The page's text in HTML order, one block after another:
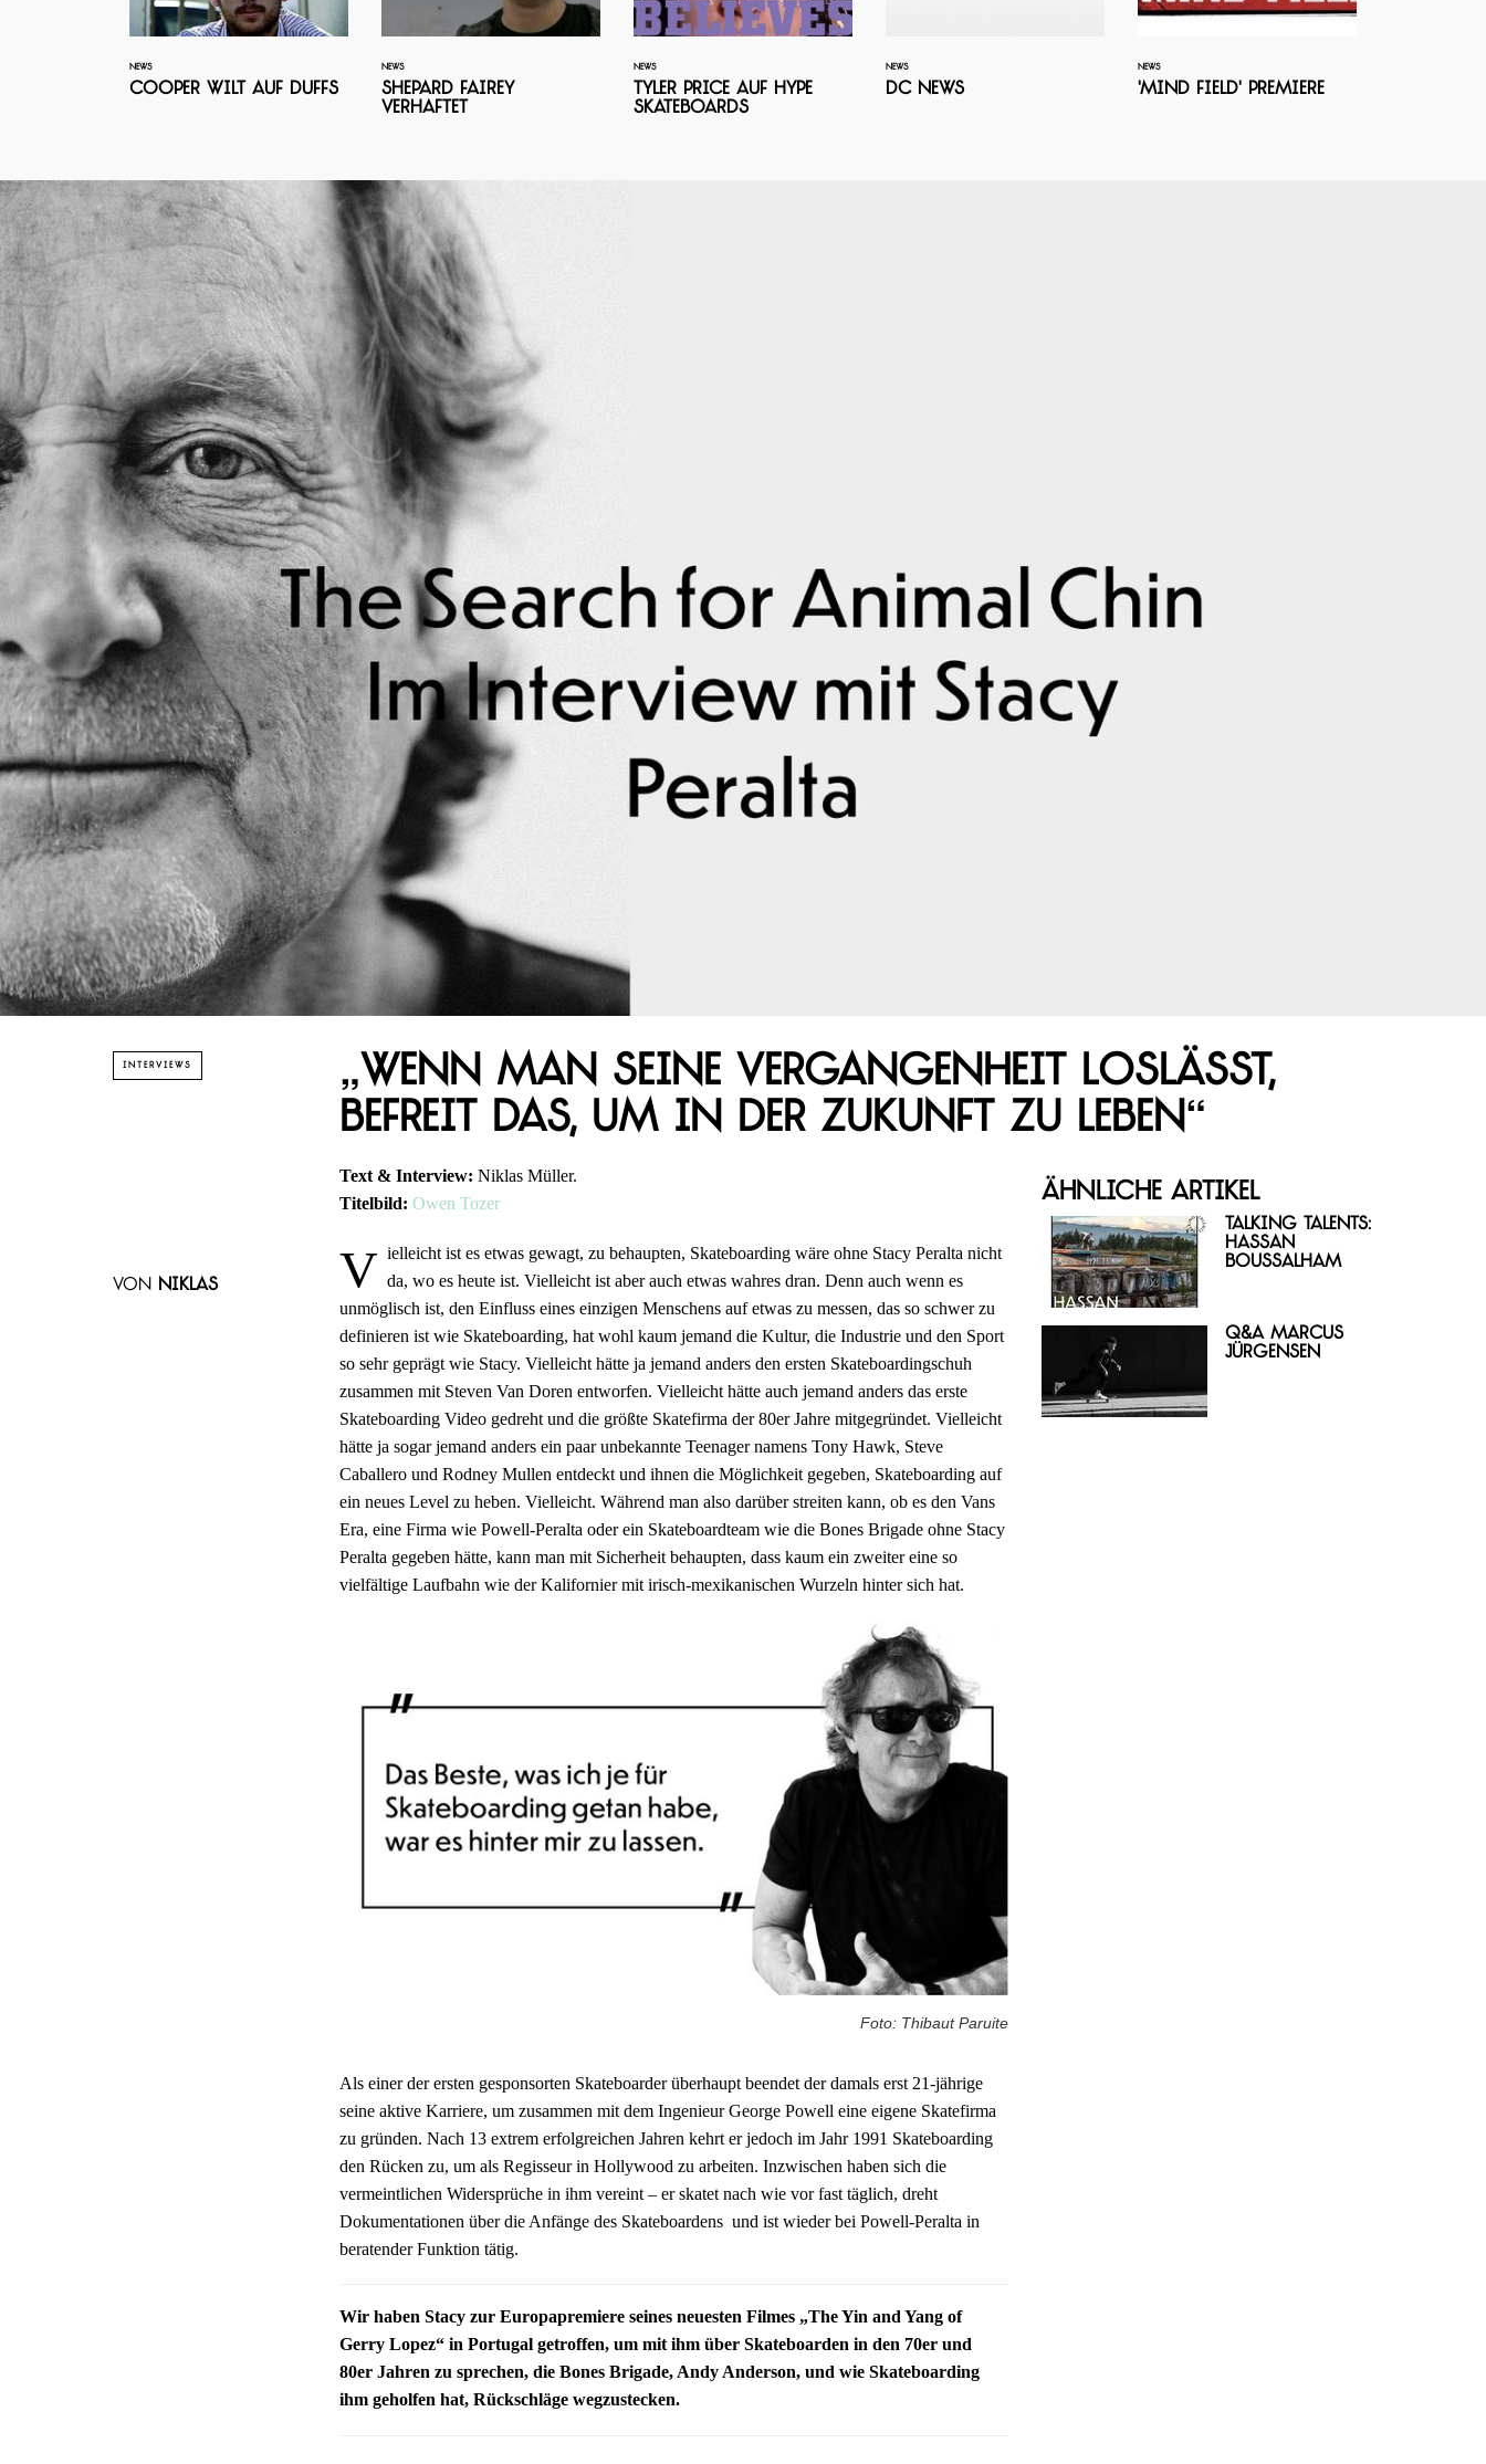
NEWS
Cooper Wilt auf Duffs
NEWS
Shepard Fairey
verhaftet
NEWS
Tyler Price auf Hype
Skateboards
NEWS
DC News
NEWS
'Mind Field' Premiere
INTERVIEWS
„Wenn man seine Vergangenheit loslässt,
befreit das, um in der Zukunft zu leben“
von Niklas
Text & Interview: Niklas Müller.
Titelbild: Owen Tozer
V ielleicht ist es etwas gewagt, zu behaupten, Skateboarding wäre ohne Stacy Peralta nicht
da, wo es heute ist. Vielleicht ist aber auch etwas wahres dran. Denn auch wenn es
unmöglisch ist, den Einfluss eines einzigen Menschens auf etwas zu messen, das so schwer zu
definieren ist wie Skateboarding, hat wohl kaum jemand die Kultur, die Industrie und den Sport
so sehr geprägt wie Stacy. Vielleicht hätte ja jemand anders den ersten Skateboardingschuh
zusammen mit Steven Van Doren entworfen. Vielleicht hätte auch jemand anders das erste
Skateboarding Video gedreht und die größte Skatefirma der 80er Jahre mitgegründet. Vielleicht
hätte ja sogar jemand anders ein paar unbekannte Teenager namens Tony Hawk, Steve
Caballero und Rodney Mullen entdeckt und ihnen die Möglichkeit gegeben, Skateboarding auf
ein neues Level zu heben. Vielleicht. Während man also darüber streiten kann, ob es den Vans
Era, eine Firma wie Powell-Peralta oder ein Skateboardteam wie die Bones Brigade ohne Stacy
Peralta gegeben hätte, kann man mit Sicherheit behaupten, dass kaum ein zweiter eine so
vielfältige Laufbahn wie der Kalifornier mit irisch-mexikanischen Wurzeln hinter sich hat.
Foto: Thibaut Paruite
Als einer der ersten gesponsorten Skateboarder überhaupt beendet der damals erst 21-jährige
seine aktive Karriere, um zusammen mit dem Ingenieur George Powell eine eigene Skatefirma
zu gründen. Nach 13 extrem erfolgreichen Jahren kehrt er jedoch im Jahr 1991 Skateboarding
den Rücken zu, um als Regisseur in Hollywood zu arbeiten. Inzwischen haben sich die
vermeintlichen Widersprüche in ihm vereint – er skatet nach wie vor fast täglich, dreht
Dokumentationen über die Anfänge des Skateboardens und ist wieder bei Powell-Peralta in
beratender Funktion tätig.
Wir haben Stacy zur Europapremiere seines neuesten Filmes „The Yin and Yang of
Gerry Lopez“ in Portugal getroffen, um mit ihm über Skateboarden in den 70er und
80er Jahren zu sprechen, die Bones Brigade, Andy Anderson, und wie Skateboarding
ihm geholfen hat, Rückschläge wegzustecken.
Ähnliche Artikel
Talking Talents:
Hassan
Boussalham
Q&A Marcus
Jürgensen